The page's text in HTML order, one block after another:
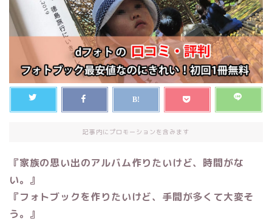
記事内にプロモーションを含みます
『家族の思い出のアルバム作りたいけど、時間がな
い。』
『フォトブックを作りたいけど、手間が多くて大変そ
う。』